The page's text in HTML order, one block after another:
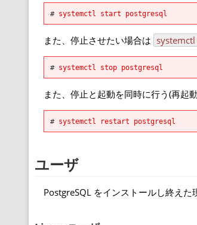
# systemctl start postgresql
また、停止させたい場合は
# systemctl stop postgresql
また、停止と起動を同時に行う(再起
# systemctl restart postgresql
ユーザ
PostgreSQL をインストールし終えた